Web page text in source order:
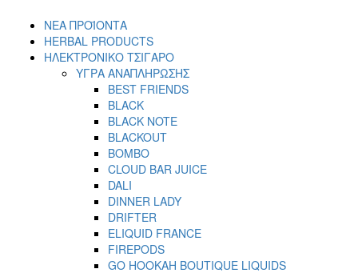
ΝΕΑ ΠΡΟΪΟΝΤΑ
HERBAL PRODUCTS
ΗΛΕΚΤΡΟΝΙΚΟ ΤΣΙΓΑΡΟ
ΥΓΡΑ ΑΝΑΠΛΗΡΩΣΗΣ
BEST FRIENDS
BLACK
BLACK NOTE
BLACKOUT
BOMBO
CLOUD BAR JUICE
DALI
DINNER LADY
DRIFTER
ELIQUID FRANCE
FIREPODS
GO HOOKAH BOUTIQUE LIQUIDS